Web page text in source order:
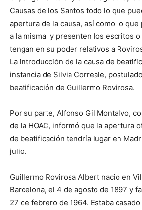
Causas de los Santos todo lo que
apertura de la causa, así como lo
a la misma, y presenten los escritos
tengan en su poder relativos a
La introducción de la causa de
instancia de Silvia Correale,
beatificación de Guillermo Rovirosa.
Por su parte, Alfonso Gil Montalvo,
de la HOAC, informó que la apertura
de beatificación tendría lugar en
julio.
Guillermo Rovirosa Albert nació en
Barcelona, el 4 de agosto de 1897 y
27 de febrero de 1964. Estaba